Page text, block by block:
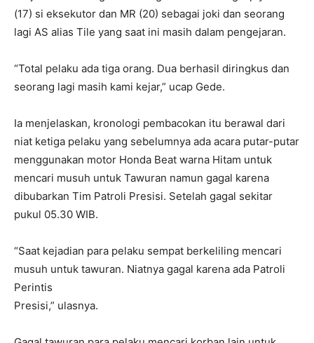
(17) si eksekutor dan MR (20) sebagai joki dan seorang
lagi AS alias Tile yang saat ini masih dalam pengejaran.
“Total pelaku ada tiga orang. Dua berhasil diringkus dan
seorang lagi masih kami kejar,” ucap Gede.
Ia menjelaskan, kronologi pembacokan itu berawal dari
niat ketiga pelaku yang sebelumnya ada acara putar-putar
menggunakan motor Honda Beat warna Hitam untuk
mencari musuh untuk Tawuran namun gagal karena
dibubarkan Tim Patroli Presisi. Setelah gagal sekitar
pukul 05.30 WIB.
“Saat kejadian para pelaku sempat berkeliling mencari
musuh untuk tawuran. Niatnya gagal karena ada Patroli
Perintis
Presisi,” ulasnya.